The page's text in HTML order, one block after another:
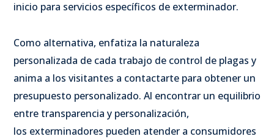
inicio para servicios específicos de exterminador.
Como alternativa, enfatiza la naturaleza
personalizada de cada trabajo de control de plagas y
anima a los visitantes a contactarte para obtener un
presupuesto personalizado. Al encontrar un equilibrio
entre transparencia y personalización,
los exterminadores pueden atender a consumidores